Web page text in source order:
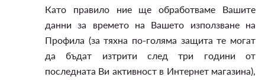
Като правило ние ще обработваме Вашите
данни за времето на Вашето използване на
Профила (за тяхна по-голяма защита те могат
да бъдат изтрити след три години от
последната Ви активност в Интернет магазина),